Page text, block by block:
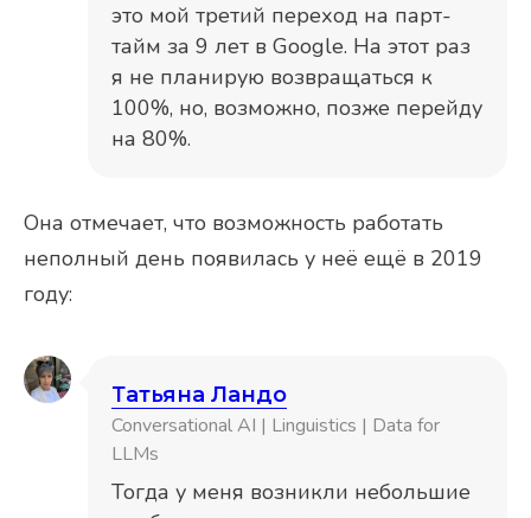
это мой третий переход на парт-
тайм за 9 лет в Google. На этот раз
я не планирую возвращаться к
100%, но, возможно, позже перейду
на 80%.
Она отмечает, что возможность работать
неполный день появилась у неё ещё в 2019
году:
Татьяна Ландо
Conversational AI | Linguistics | Data for
LLMs
Тогда у меня возникли небольшие